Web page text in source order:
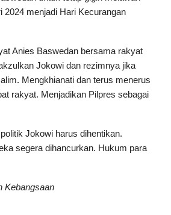
2024 menjadi Hari Kecurangan
Anies Baswedan bersama rakyat
Jokowi dan rezimnya jika
Mengkhianati dan terus menerus
rakyat. Menjadikan Pilpres sebagai
Jokowi harus dihentikan.
segera dihancurkan. Hukum para
Kebangsaan